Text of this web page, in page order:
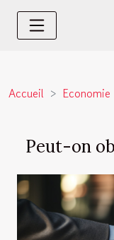
Accueil Economie
Peut-on